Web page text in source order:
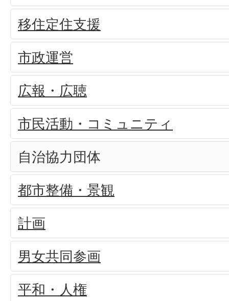
移住定住支援
市政運営
広報・広聴
市民活動・コミュニティ
自治協力団体
都市整備・景観
計画
男女共同参画
平和・人権